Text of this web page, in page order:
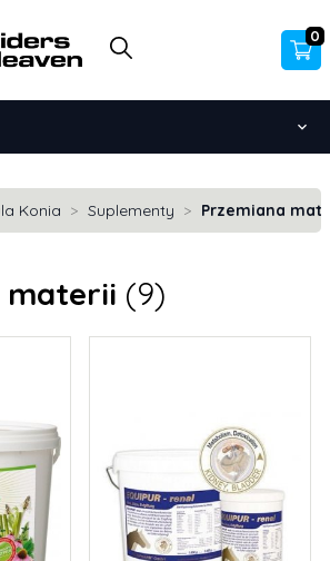
0
Konia Suplementy Przemiana
materii (9)